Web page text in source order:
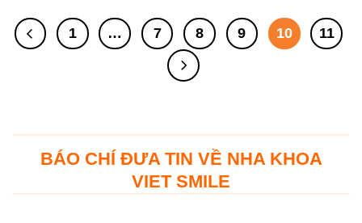
1 … 7 8 9 10 11
BÁO CHÍ ĐƯA TIN VỀ NHA KHOA
VIET SMILE